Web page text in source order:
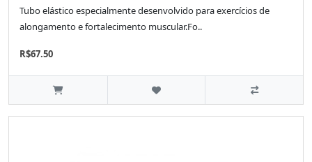
Tubo elástico especialmente desenvolvido para exercícios de
alongamento e fortalecimento muscular.Fo..
R$67.50